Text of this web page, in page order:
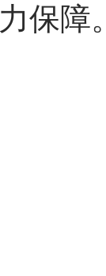
保障